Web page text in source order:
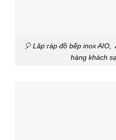
🎈 Lăp ráp đồ bếp inox AIO,
hàng khách